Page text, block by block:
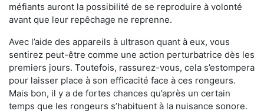
méfiants auront la possibilité de se reproduire à volonté
avant que leur repêchage ne reprenne.
Avec l’aide des appareils à ultrason quant à eux, vous
sentirez peut-être comme une action perturbatrice dès les
premiers jours. Toutefois, rassurez-vous, cela s’estompera
pour laisser place à son efficacité face à ces rongeurs.
Mais bon, il y a de fortes chances qu’après un certain
temps que les rongeurs s’habituent à la nuisance sonore.